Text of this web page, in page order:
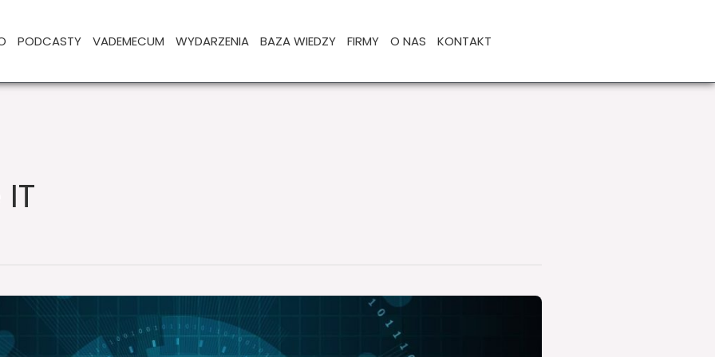
PODCASTY VADEMECUM WYDARZENIA BAZA WIEDZY FIRMY O NAS KONTAKT